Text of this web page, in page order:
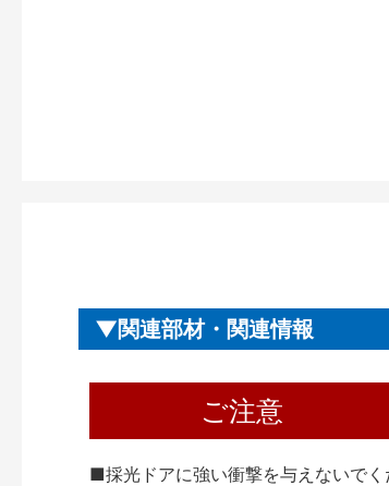
関連部材・関連情報
ご注意
■採光ドアに強い衝撃を与えないでく